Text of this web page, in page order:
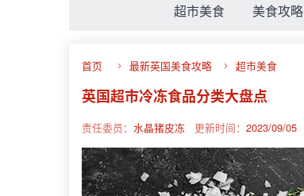
超市美食 美食攻略
首页 最新英国美食攻略 超市美食
英国超市冷冻食品分类大盘点
责任委员： 水晶猪皮冻 更新时间： 2023/09/05